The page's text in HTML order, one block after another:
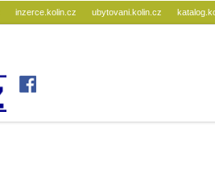
inzerce.kolin.cz ubytovani.kolin.cz